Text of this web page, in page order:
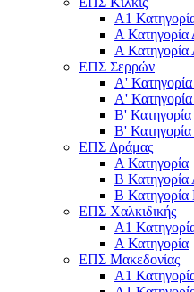
Α1
Α Κατηγορία
Α Κατηγορία
ΕΠΣ Σερρών
Α'
Α'
Β'
Β'
ΕΠΣ Δράμας
Α Κατηγορία
Β Κατηγορία
Β Κατηγορία
ΕΠΣ Χαλκιδικής
Α1
Α Κατηγορία
ΕΠΣ Μακεδονίας
Α1